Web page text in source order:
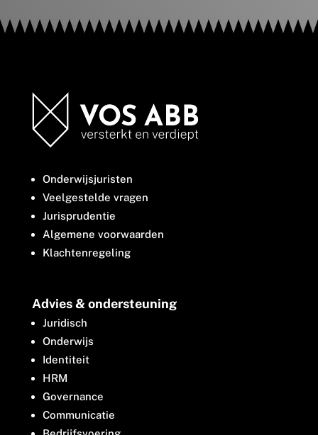
Onderwijsjuristen
Veelgestelde vragen
Jurisprudentie
Algemene voorwaarden
Klachtenregeling
Advies & ondersteuning
Juridisch
Onderwijs
Identiteit
HRM
Governance
Communicatie